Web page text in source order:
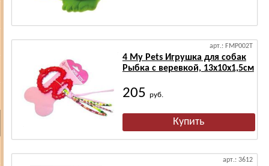
арт.: FMP002T
4 My Pets Игрушка для собак
Рыбка с веревкой, 13х10х1,5см
205 руб.
арт.: 3612